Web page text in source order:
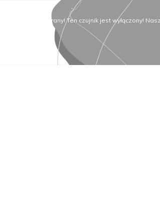
O rany! Ten czujnik jest wyłączony!